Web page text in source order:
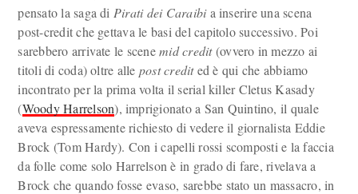
pensato la saga di Pirati dei Caraibia inserire una scena
post-credit che gettava le basi del capitolo successivo. Poi
sarebbero arrivate le scenemid credit(ovvero in mezzo ai
titoli di coda) oltre alle post credited è qui che abbiamo
incontrato per la prima volta il serial killer Cletus Kasady
(Woody Harrelson), imprigionato a San Quintino, il quale
aveva espressamente richiesto di vedere il giornalista Eddie
Brock (Tom Hardy). Con i capelli rossi scomposti e la faccia
da folle come solo Harrelson è in grado di fare, rivelava a
Brock che quando fosse evaso, sarebbe stato un massacro, in